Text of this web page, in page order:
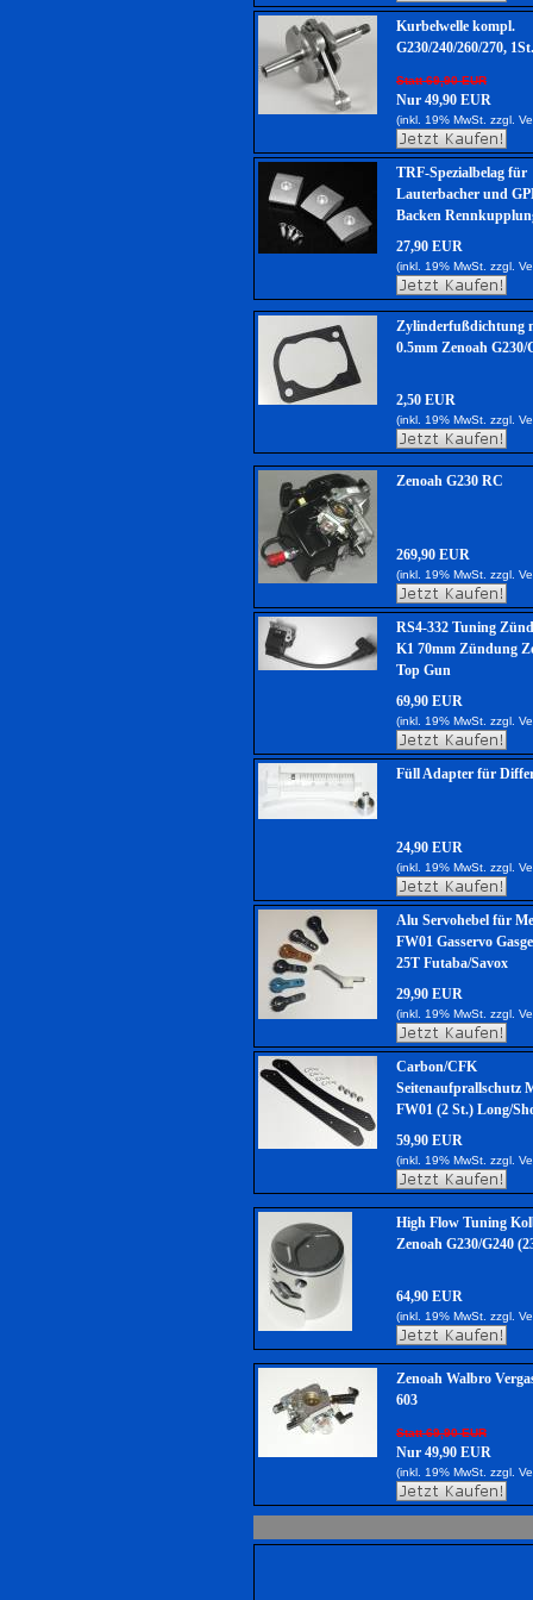
Kurbelwelle kompl.
G230/240/260/270, 1St.
Statt 69,90 EUR
Nur 49,90 EUR
(inkl. 19% MwSt. zzgl.
TRF-Spezialbelag für
Lauterbacher und
Backen
27,90 EUR
(inkl. 19% MwSt. zzgl.
Zylinderfußdichtung
0.5mm Zenoah G230/
2,50 EUR
(inkl. 19% MwSt. zzgl.
Zenoah G230 RC
269,90 EUR
(inkl. 19% MwSt. zzgl.
RS4-332 Tuning
K1 70mm Zündung
Top Gun
69,90 EUR
(inkl. 19% MwSt. zzgl.
Füll Adapter für
24,90 EUR
(inkl. 19% MwSt. zzgl.
Alu Servohebel für
FW01 Gasservo
25T Futaba/Savox
29,90 EUR
(inkl. 19% MwSt. zzgl.
Carbon/CFK
Seitenaufprallschutz
FW01 (2 St.) Long/
59,90 EUR
(inkl. 19% MwSt. zzgl.
High Flow Tuning
Zenoah G230/G240
64,90 EUR
(inkl. 19% MwSt. zzgl.
Zenoah Walbro
603
Statt 69,90 EUR
Nur 49,90 EUR
(inkl. 19% MwSt. zzgl.